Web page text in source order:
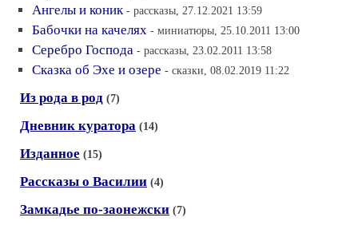
Ангелы и коник - рассказы, 27.12.2021 13:59
Бабочки на качелях - миниатюры, 25.10.2011 13:00
Серебро Господа - рассказы, 23.02.2011 13:58
Сказка об Эхе и озере - сказки, 08.02.2019 11:22
Из рода в род (7)
Дневник куратора (14)
Изданное (15)
Рассказы о Василии (4)
Замкадье по-заонежски (7)